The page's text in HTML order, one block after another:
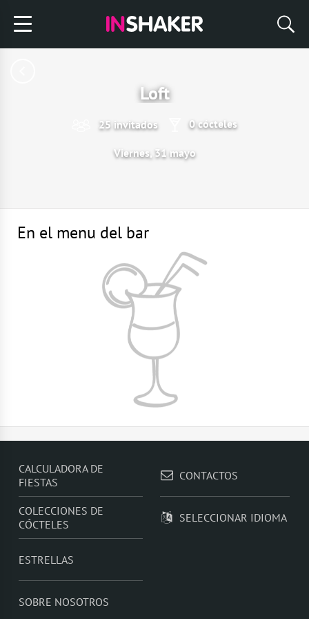
Loft
25 invitados 0 cócteles
Viernes, 31 mayo
En el menu del bar
CALCULADORA DE
FIESTAS
COLECCIONES DE
CÓCTELES
ESTRELLAS
SOBRE NOSOTROS
CONTACTOS
SELECCIONAR IDIOMA